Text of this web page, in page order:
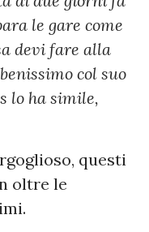
le gare come
devi fare alla
col suo
lo ha simile,
questi
oltre le